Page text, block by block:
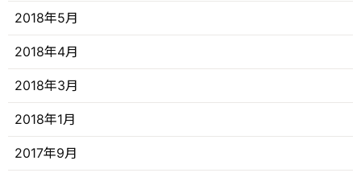
2018年5月
2018年4月
2018年3月
2018年1月
2017年9月